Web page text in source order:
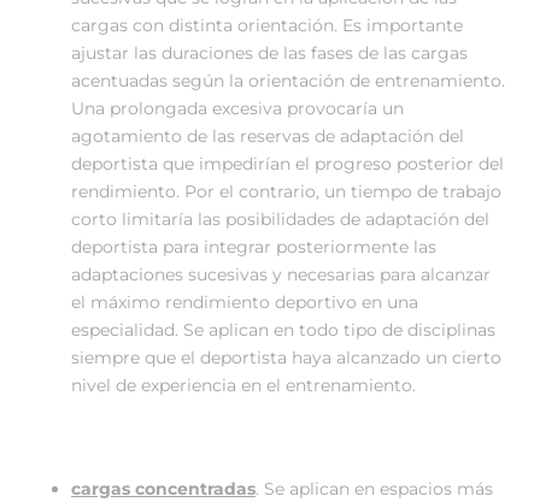
cargas con distinta orientación. Es importante
ajustar las duraciones de las fases de las cargas
acentuadas según la orientación de entrenamiento.
Una prolongada excesiva provocaría un
agotamiento de las reservas de adaptación del
deportista que impedirían el progreso posterior del
rendimiento. Por el contrario, un tiempo de trabajo
corto limitaría las posibilidades de adaptación del
deportista para integrar posteriormente las
adaptaciones sucesivas y necesarias para alcanzar
el máximo rendimiento deportivo en una
especialidad. Se aplican en todo tipo de disciplinas
siempre que el deportista haya alcanzado un cierto
nivel de experiencia en el entrenamiento.
cargas concentradas. Se aplican en espacios más